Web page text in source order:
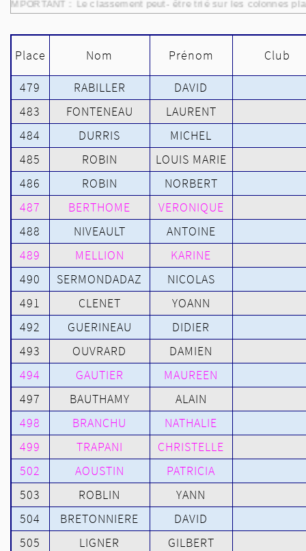
IMPORTANT : Le classement peut- être trié sur les colonnes
Place Nom Prénom Club
479 RABILLER
DAVID
483
FONTENEAU
LAURENT
484
DURRIS
MICHEL
485
ROBIN
LOUIS MARIE
486
ROBIN
NORBERT
487
BERTHOME
VERONIQUE
488
NIVEAULT
ANTOINE
489
MELLION
KARINE
490
SERMONDADAZ
NICOLAS
491
CLENET
YOANN
492
GUERINEAU
DIDIER
493
OUVRARD
DAMIEN
494
GAUTIER
MAUREEN
497
BAUTHAMY
ALAIN
498
BRANCHU
NATHALIE
499
TRAPANI
CHRISTELLE
502
AOUSTIN
PATRICIA
503
ROBLIN
YANN
504
BRETONNIERE
DAVID
505
LIGNER
GILBERT